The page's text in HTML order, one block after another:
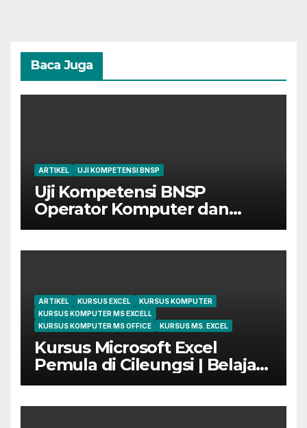
Baca Juga
ARTIKEL UJI KOMPETENSI BNSP
Uji Kompetensi BNSP
Operator Komputer dan
Digital Marketing di Bekasi
ARTIKEL KURSUS EXCEL
KURSUS KOMPUTER
KURSUS KOMPUTER MS EXCELL
KURSUS KOMPUTER MS OFFICE
KURSUS MS. EXCEL
Kursus Microsoft Excel
Pemula di Cileungsi | Belajar
dari Dasar Sampai Mahir